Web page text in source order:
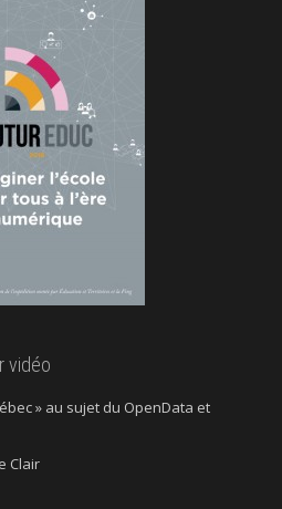
vidéo
» au sujet du OpenData et
Clair